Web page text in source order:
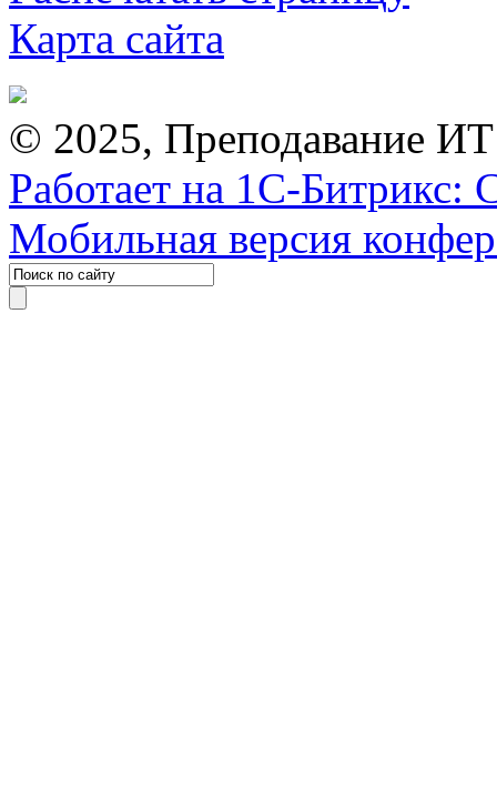
Карта сайта
© 2025, Преподавание
Работает на 1С-Битрикс:
Мобильная версия